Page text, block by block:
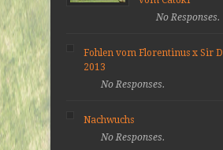
No Responses.
Fohlen vom Florentinus x Sir
2013
No Responses.
Nachwuchs
No Responses.